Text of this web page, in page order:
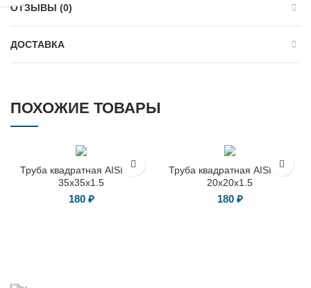
ОТЗЫВЫ (0)
ДОСТАВКА
ПОХОЖИЕ ТОВАРЫ
Труба квадратная AISI 304
35х35х1.5
180 ₽
Труба квадратная AISI 304
20х20х1.5
180 ₽